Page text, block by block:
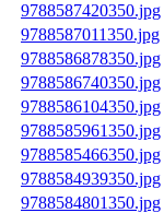
9788587420350.jpg
9788587011350.jpg
9788586878350.jpg
9788586740350.jpg
9788586104350.jpg
9788585961350.jpg
9788585466350.jpg
9788584939350.jpg
9788584801350.jpg